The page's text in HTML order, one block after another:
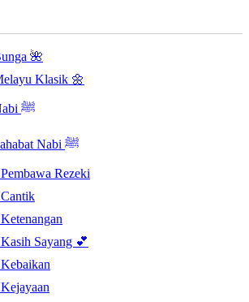
🌺
Klasik 🌼
Inspirasi Nama Nabi ﷺ
Inspirasi Nama Sahabat Nabi ﷺ
Rezeki
Sayang 💕